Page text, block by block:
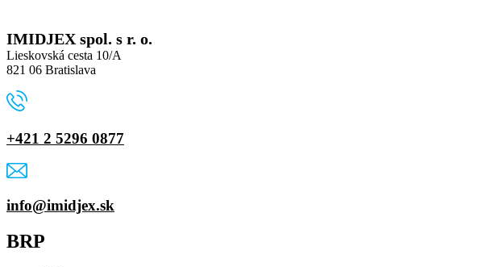
IMIDJEX spol. s r. o.
Lieskovská cesta 10/A
821 06 Bratislava
+421 2 5296 0877
info@imidjex.sk
BRP